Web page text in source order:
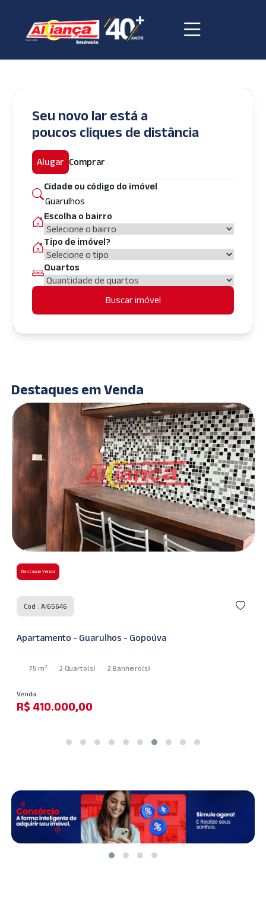
Seu novo lar está a
poucos cliques de distância
Alugar Comprar
Cidade ou código do imóvel
Escolha o bairro
Tipo de imóvel?
Quartos
Buscar imóvel
Destaques em Venda
Destaque Venda
Cod : AI60248
Casa - Guarulhos - Jardim Adriana
125 m² 3 Quarto(s) 1 Suíte(s)
Venda
R$ 550.000,00